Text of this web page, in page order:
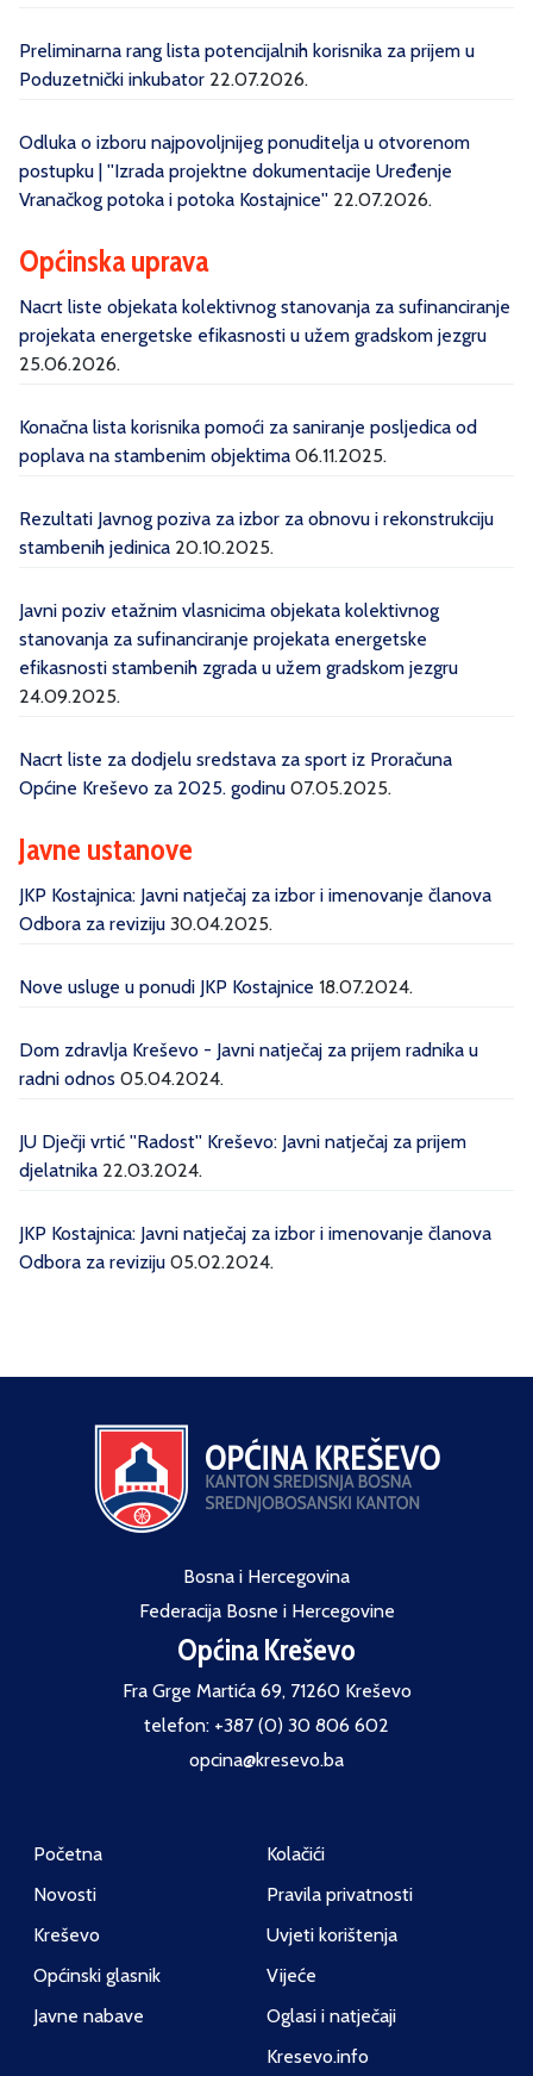
Preliminarna rang lista potencijalnih korisnika za prijem u
Poduzetnički inkubator 22.07.2026.
Odluka o izboru najpovoljnijeg ponuditelja u otvorenom
postupku | ''Izrada projektne dokumentacije Uređenje
Vranačkog potoka i potoka Kostajnice'' 22.07.2026.
Općinska uprava
Nacrt liste objekata kolektivnog stanovanja za sufinanciranje
projekata energetske efikasnosti u užem gradskom jezgru
25.06.2026.
Konačna lista korisnika pomoći za saniranje posljedica od
poplava na stambenim objektima 06.11.2025.
Rezultati Javnog poziva za izbor za obnovu i rekonstrukciju
stambenih jedinica 20.10.2025.
Javni poziv etažnim vlasnicima objekata kolektivnog
stanovanja za sufinanciranje projekata energetske
efikasnosti stambenih zgrada u užem gradskom jezgru
24.09.2025.
Nacrt liste za dodjelu sredstava za sport iz Proračuna
Općine Kreševo za 2025. godinu 07.05.2025.
Javne ustanove
JKP Kostajnica: Javni natječaj za izbor i imenovanje članova
Odbora za reviziju 30.04.2025.
Nove usluge u ponudi JKP Kostajnice 18.07.2024.
Dom zdravlja Kreševo - Javni natječaj za prijem radnika u
radni odnos 05.04.2024.
JU Dječji vrtić ''Radost'' Kreševo: Javni natječaj za prijem
djelatnika 22.03.2024.
JKP Kostajnica: Javni natječaj za izbor i imenovanje članova
Odbora za reviziju 05.02.2024.
Bosna i Hercegovina
Federacija Bosne i Hercegovine
Općina Kreševo
Fra Grge Martića 69, 71260 Kreševo
telefon: +387 (0) 30 806 602
opcina@kresevo.ba
Početna
Novosti
Kreševo
Općinski glasnik
Javne nabave
Kolačići
Pravila privatnosti
Uvjeti korištenja
Vijeće
Oglasi i natječaji
Kresevo.info